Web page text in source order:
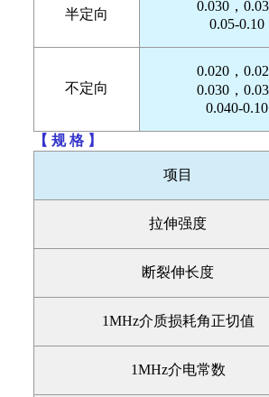
半定向
0.030，
0.05-0.10
不定向
0.020，
0.030，
0.040-0.10
【 规 格 】
项目
拉伸强度
断裂伸长度
1MHz介质损耗角正切值
1MHz介电常数